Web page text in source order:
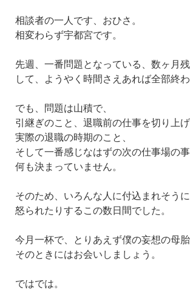
相談者の一人です、おひさ。
相変わらず宇都宮です。
先週、一番問題となっている、数ヶ月
して、ようやく時間さえあれば全部終
でも、問題は山積で、
引継ぎのこと、退職前の仕事を切り上
実際の退職の時期のこと、
そして一番感じなはずの次の仕事場の事
何も決まっていません。
そのため、いろんな人に付込まれそうに
怒られたりするこの数日間でした。
今月一杯で、とりあえず僕の妄想の母
そのときにはお会いしましょう。
ではでは。